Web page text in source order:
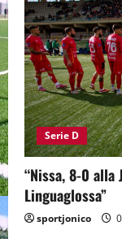
Serie D
“Nissa, 8-0 alla
Linguaglossa”
sportjonico